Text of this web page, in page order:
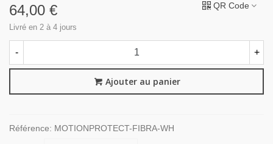
64,00 €
Livré en 2 à 4 jours
QR Code
- +
Ajouter au panier
Référence: MOTIONPROTECT-FIBRA-WH